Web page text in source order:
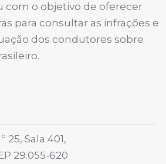
com o objetivo de oferecer
para consultar as infrações e
dos condutores sobre
25, Sala 401,
29.055-620